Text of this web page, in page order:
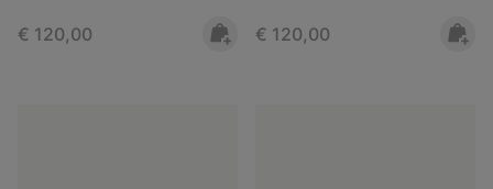
Regular price:
€ 120,00 Regular price:
€ 120,00